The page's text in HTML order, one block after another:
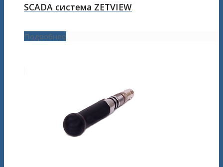
SCADA система ZETVIEW
Подробнее